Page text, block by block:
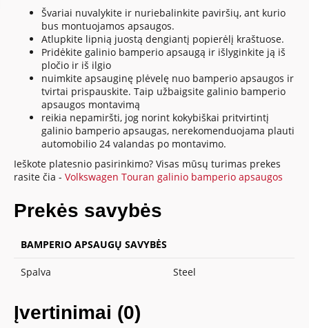
Švariai nuvalykite ir nuriebalinkite paviršių, ant kurio
bus montuojamos apsaugos.
Atlupkite lipnią juostą dengiantį popierėlį kraštuose.
Pridėkite galinio bamperio apsaugą ir išlyginkite ją iš
pločio ir iš ilgio
nuimkite apsauginę plėvelę nuo bamperio apsaugos ir
tvirtai prispauskite. Taip užbaigsite galinio bamperio
apsaugos montavimą
reikia nepamiršti, jog norint kokybiškai pritvirtintį
galinio bamperio apsaugas, nerekomenduojama plauti
automobilio 24 valandas po montavimo.
Ieškote platesnio pasirinkimo? Visas mūsų turimas prekes
rasite čia -Volkswagen Touran galinio bamperio apsaugos
Prekės savybės
BAMPERIO APSAUGŲ SAVYBĖS
Spalva Steel
Įvertinimai (0)